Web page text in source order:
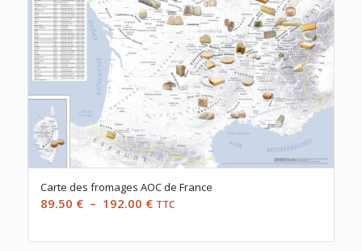
Carte des fromages AOC de France
89.50 € – 192.00 €Plage
prix :
TTC